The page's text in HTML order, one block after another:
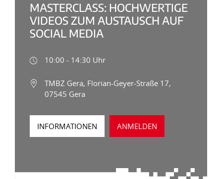
MASTERCLASS: HOCHWERTIGE
VIDEOS ZUM AUSTAUSCH AUF
SOCIAL MEDIA
10:00 - 14:30 Uhr
TMBZ Gera, Florian-Geyer-Straße 17,
07545 Gera
INFORMATIONEN ANMELDEN